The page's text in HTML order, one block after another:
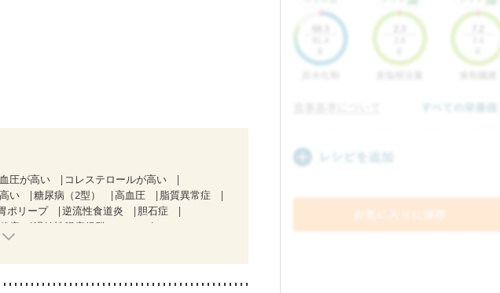
血圧が高い
コレステロールが高い
い 糖尿病（2型） 高血圧
脂質異常症
ポリープ 逆流性食道炎
胆石症
症
過敏性腸症候群（IBS）
期）
血圧が気になる（初期）